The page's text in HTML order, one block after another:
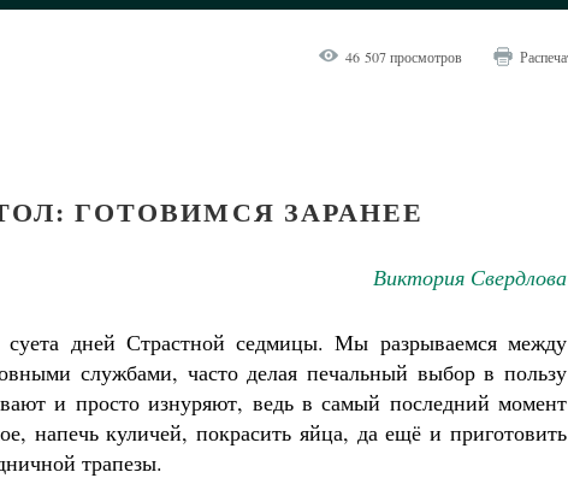
46 507 просмотров
ГОТОВИМСЯ ЗАРАНЕЕ
Виктория Свердлова
дней Страстной седмицы. Мы разрываемся между
службами, часто делая печальный выбор в пользу
и просто изнуряют, ведь в самый последний момент
напечь куличей, покрасить яйца, да ещё и приготовить
трапезы.